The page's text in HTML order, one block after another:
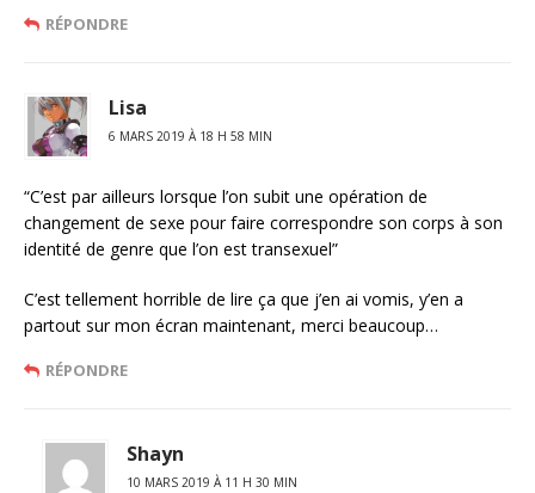
RÉPONDRE
Lisa
6 MARS 2019 À 18 H 58 MIN
“C’est par ailleurs lorsque l’on subit une opération de
changement de sexe pour faire correspondre son corps à son
identité de genre que l’on est transexuel”
C’est tellement horrible de lire ça que j’en ai vomis, y’en a
partout sur mon écran maintenant, merci beaucoup…
RÉPONDRE
Shayn
10 MARS 2019 À 11 H 30 MIN